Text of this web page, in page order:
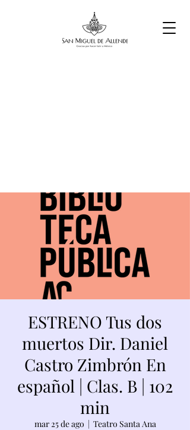
ESTRENO Tus dos
muertos Dir. Daniel
Castro Zimbrón En
español | Clas. B | 102
min
mar 25 de ago
  |
Teatro Santa Ana